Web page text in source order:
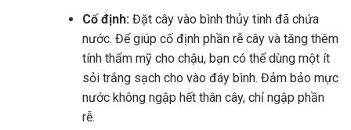
Cố định:Đặt cây vào bình thủy tinh đã chứa
nước. Để giúp cố định phần rễ cây và tăng thêm
tính thẩm mỹ cho chậu, bạn có thể dùng một ít
sỏi trắng sạch cho vào đáy bình. Đảm bảo mực
nước không ngập hết thân cây, chỉ ngập phần
rễ.